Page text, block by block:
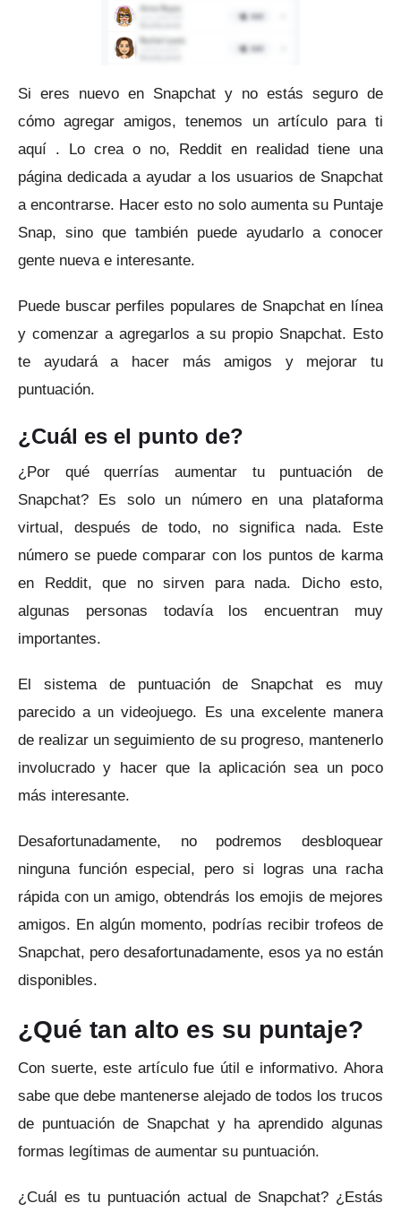
Si eres nuevo en Snapchat y no estás seguro de
cómo agregar amigos,tenemos un artículo para ti
aquí . Lo crea o no, Reddit en realidad tiene una
página dedicada a ayudar a los usuarios de Snapchat
a encontrarse. Hacer esto no solo aumenta su Puntaje
Snap, sino que también puede ayudarlo a conocer
gente nueva e interesante.
Puede buscar perfiles populares de Snapchat en línea
y comenzar a agregarlos a su propio Snapchat. Esto
te ayudará a hacer más amigos y mejorar tu
puntuación.
¿Cuál es el punto de?
¿Por qué querrías aumentar tu puntuación de
Snapchat? Es solo un número en una plataforma
virtual, después de todo, no significa nada. Este
número se puede comparar con los puntos de karma
en Reddit, que no sirven para nada. Dicho esto,
algunas personas todavía los encuentran muy
importantes.
El sistema de puntuación de Snapchat es muy
parecido a un videojuego. Es una excelente manera
de realizar un seguimiento de su progreso, mantenerlo
involucrado y hacer que la aplicación sea un poco
más interesante.
Desafortunadamente, no podremos desbloquear
ninguna función especial, pero si logras una racha
rápida con un amigo, obtendrás los emojis de mejores
amigos. En algún momento, podrías recibir trofeos de
Snapchat, pero desafortunadamente, esos ya no están
disponibles.
¿Qué tan alto es su puntaje?
Con suerte, este artículo fue útil e informativo. Ahora
sabe que debe mantenerse alejado de todos los trucos
de puntuación de Snapchat y ha aprendido algunas
formas legítimas de aumentar su puntuación.
¿Cuál es tu puntuación actual de Snapchat? ¿Estás